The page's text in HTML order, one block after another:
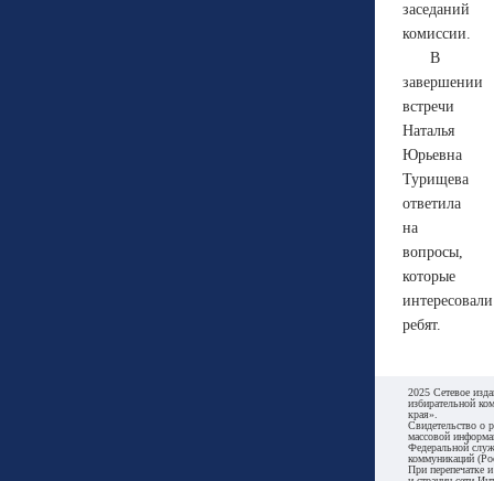
заседаний
комиссии.
В
завершении
встречи
Наталья
Юрьевна
Турищева
ответила
на
вопросы,
которые
интересовали
ребят.
2025 Сетевое
избирательной
края».
Свидетельство о
массовой
Федеральной
коммуникаций
При перепечатке